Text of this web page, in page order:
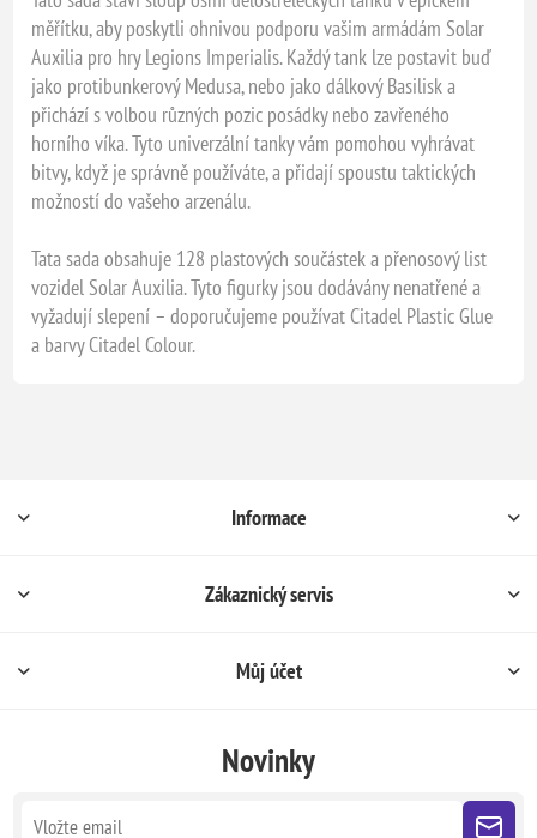
měřítku, aby poskytli ohnivou podporu vašim armádám Solar
Auxilia pro hry Legions Imperialis. Každý tank lze postavit buď
jako protibunkerový Medusa, nebo jako dálkový Basilisk a
přichází s volbou různých pozic posádky nebo zavřeného
horního víka. Tyto univerzální tanky vám pomohou vyhrávat
bitvy, když je správně používáte, a přidají spoustu taktických
možností do vašeho arzenálu.
Tata sada obsahuje 128 plastových součástek a přenosový list
vozidel Solar Auxilia. Tyto figurky jsou dodávány nenatřené a
vyžadují slepení – doporučujeme používat Citadel Plastic Glue
a barvy Citadel Colour.
Informace
Zákaznický servis
Můj účet
Novinky